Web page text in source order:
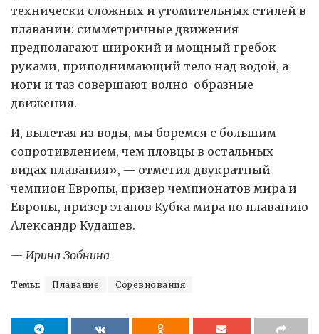
технически сложных и утомительных стилей в
плавании: симметричные движения
предполагают широкий и мощный гребок
руками, приподнимающий тело над водой, а
ноги и таз совершают волно-образные
движения.
И, вылетая из воды, мы боремся с большим
сопротивлением, чем пловцы в остальных
видах плавания», — отметил двукратный
чемпион Европы, призер чемпионатов мира и
Европы, призер этапов Кубка мира по плаванию
Александр Кудашев.
— Ирина Зобнина
Темы: Плавание Соревнования